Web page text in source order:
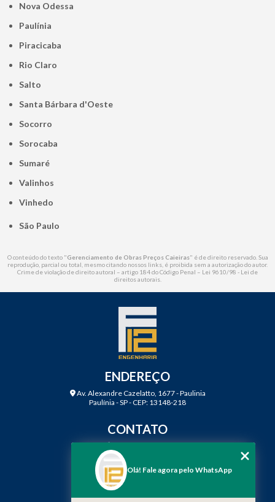
Nova Odessa
Paulínia
Piracicaba
Rio Claro
Salto
Santa Bárbara d'Oeste
Socorro
Sorocaba
Sumaré
Valinhos
Vinhedo
São Paulo
O conteúdo do texto "Gerenciamento de Obras Preços Caieiras" é de direito reservado. Sua
reprodução, parcial ou total, mesmo citando nossos links, é proibida sem a autorização do autor.
Crime de violação de direito autoral – artigo 184 do Código Penal – Lei 9610/98 - Lei de
direitos autorais.
ENDEREÇO
Av. Alexandre Cazelatto, 1677 - Paulinia
Paulínia - SP - CEP: 13148-218
CONTATO
(19) 99968-7979
contato@f12engenharia.com.br
Olá! Fale agora pelo WhatsApp